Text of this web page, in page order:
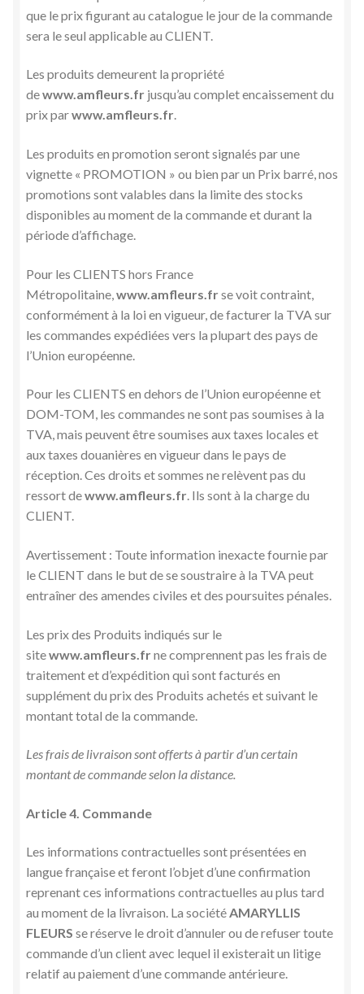
que le prix figurant au catalogue le jour de la commande
sera le seul applicable au CLIENT.
Les produits demeurent la propriété
dewww.amfleurs.fr jusqu’au complet encaissement du
prix parwww.amfleurs.fr.
Les produits en promotion seront signalés par une
vignette « PROMOTION » ou bien par un Prix barré, nos
promotions sont valables dans la limite des stocks
disponibles au moment de la commande et durant la
période d’affichage.
Pour les CLIENTS hors France
Métropolitaine, www.amfleurs.frse voit contraint,
conformément à la loi en vigueur, de facturer la TVA sur
les commandes expédiées vers la plupart des pays de
l’Union européenne.
Pour les CLIENTS en dehors de l’Union européenne et
DOM-TOM, les commandes ne sont pas soumises à la
TVA, mais peuvent être soumises aux taxes locales et
aux taxes douanières en vigueur dans le pays de
réception. Ces droits et sommes ne relèvent pas du
ressort dewww.amfleurs.fr. Ils sont à la charge du
CLIENT.
Avertissement : Toute information inexacte fournie par
le CLIENT dans le but de se soustraire à la TVA peut
entraîner des amendes civiles et des poursuites pénales.
Les prix des Produits indiqués sur le
sitewww.amfleurs.frne comprennent pas les frais de
traitement et d’expédition qui sont facturés en
supplément du prix des Produits achetés et suivant le
montant total de la commande.
Les frais de livraison sont offerts à partir d’un certain
montant de commande selon la distance.
Article 4. Commande
Les informations contractuelles sont présentées en
langue française et feront l’objet d’une confirmation
reprenant ces informations contractuelles au plus tard
au moment de la livraison. La sociétéAMARYLLIS
FLEURS se réserve le droit d’annuler ou de refuser toute
commande d’un client avec lequel il existerait un litige
relatif au paiement d’une commande antérieure.